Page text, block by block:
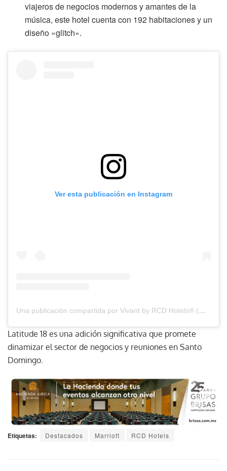
viajeros de negocios modernos y amantes de la
música, este hotel cuenta con 192 habitaciones y un
diseño «glitch».
Ver esta publicación en Instagram
Una publicación compartida por Vivant by RCD Hotels®️ (@vivantbyrcd)
Latitude 18 es una adición significativa que promete
dinamizar el sector de negocios y reuniones en Santo
Domingo.
Etiquetas: Destacados Marriott RCD Hotels